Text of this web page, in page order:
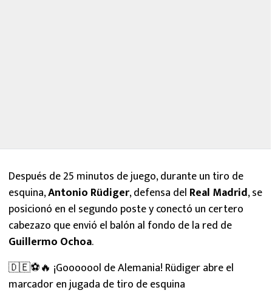
Después de 25 minutos de juego, durante un tiro de
esquina,Antonio Rüdiger, defensa del Real Madrid, se
posicionó en el segundo poste y conectó un certero
cabezazo que envió el balón al fondo de la red de
Guillermo Ochoa.
🇩🇪⚽️🔥 ¡Gooooool de Alemania! Rüdiger abre el
marcador en jugada de tiro de esquina